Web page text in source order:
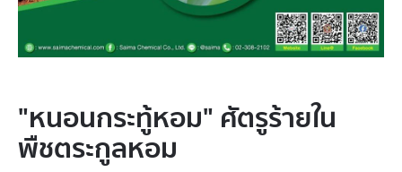
"หนอนกระทู้หอม" ศัตรูร้ายใน
พืชตระกูลหอม